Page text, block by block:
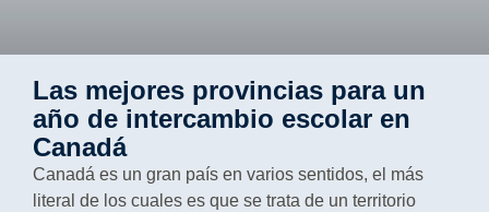
Las mejores provincias para un
año de intercambio escolar en
Canadá
Canadá es un gran país en varios sentidos, el más
literal de los cuales es que se trata de un territorio